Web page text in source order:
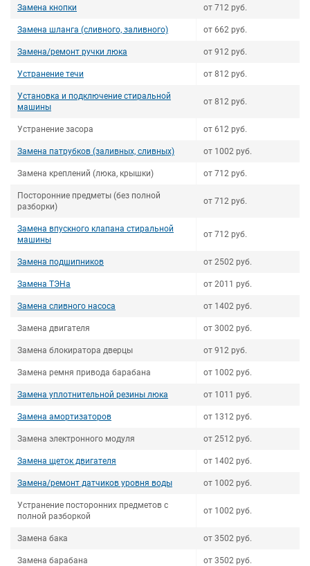
Замена кнопки от 712 руб.
Замена шланга (сливного, заливного) от 662 руб.
Замена/ремонт ручки люка от 912 руб.
Устранение течи от 812 руб.
Установка и подключение стиральной
машины
от 812 руб.
Устранение засора от 612 руб.
Замена патрубков (заливных, сливных) от 1002 руб.
Замена креплений (люка, крышки) от 712 руб.
Посторонние предметы (без полной
разборки)
от 712 руб.
Замена впускного клапана стиральной
машины
от 712 руб.
Замена подшипников от 2502 руб.
Замена ТЭНа от 2011 руб.
Замена сливного насоса от 1402 руб.
Замена двигателя от 3002 руб.
Замена блокиратора дверцы от 912 руб.
Замена ремня привода барабана от 1002 руб.
Замена уплотнительной резины люка от 1011 руб.
Замена амортизаторов от 1312 руб.
Замена электронного модуля от 2512 руб.
Замена щеток двигателя от 1402 руб.
Замена/ремонт датчиков уровня воды от 1002 руб.
Устранение посторонних предметов с
полной разборкой
от 1002 руб.
Замена бака от 3502 руб.
Замена барабана от 3502 руб.